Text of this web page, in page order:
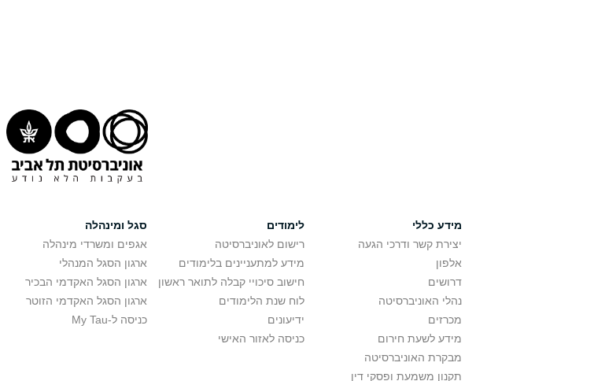
מידע כללי
יצירת קשר ודרכי הגעה
אלפון
דרושים
נהלי האוניברסיטה
מכרזים
מידע לשעת חירום
מבקרת האוניברסיטה
תקנון משמעת ופסקי דין
לימודים
רישום לאוניברסיטה
מידע למתעניינים בלימודים
חישוב סיכויי קבלה לתואר ראשון
לוח שנת הלימודים
ידיעונים
כניסה לאזור האישי
סגל ומינהלה
אגפים ומשרדי מינהלה
ארגון הסגל המנהלי
ארגון הסגל האקדמי הבכיר
ארגון הסגל האקדמי הזוטר
כניסה ל-My Tau